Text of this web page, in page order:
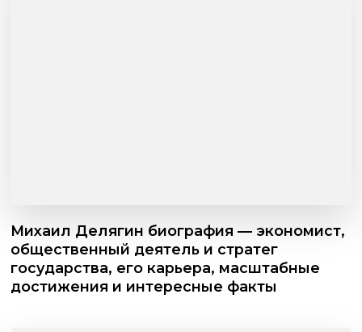
Михаил Делягин биография — экономист,
общественный деятель и стратег
государства, его карьера, масштабные
достижения и интересные факты